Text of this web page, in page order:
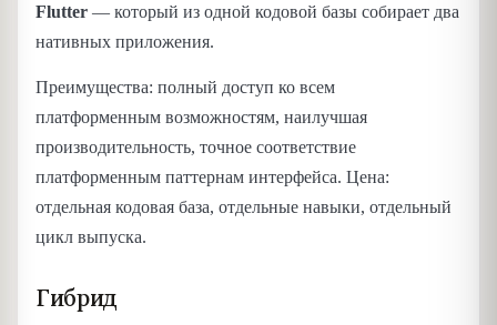
Flutter — который из одной кодовой базы собирает два
нативных приложения.
Преимущества: полный доступ ко всем
платформенным возможностям, наилучшая
производительность, точное соответствие
платформенным паттернам интерфейса. Цена:
отдельная кодовая база, отдельные навыки, отдельный
цикл выпуска.
Гибрид